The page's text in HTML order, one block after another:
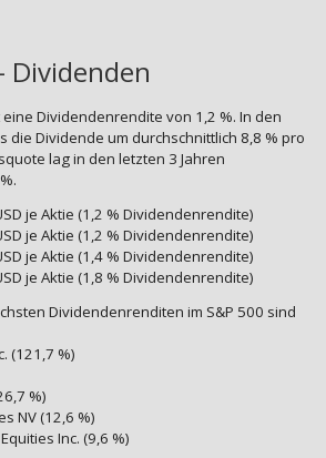
Dividenden
Dividendenrendite von 1,2 %. In den
die Dividende um durchschnittlich 8,8 % pro
lag in den letzten 3 Jahren
je Aktie (1,2 % Dividendenrendite)
je Aktie (1,2 % Dividendenrendite)
je Aktie (1,4 % Dividendenrendite)
je Aktie (1,8 % Dividendenrendite)
Dividendenrenditen im S&P 500 sind
(121,7 %)
%)
NV (12,6 %)
Inc. (9,6 %)